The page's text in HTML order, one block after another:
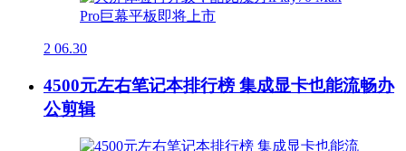
2 06.30
4500元左右笔记本排行榜 集成显卡也能流畅办
公剪辑